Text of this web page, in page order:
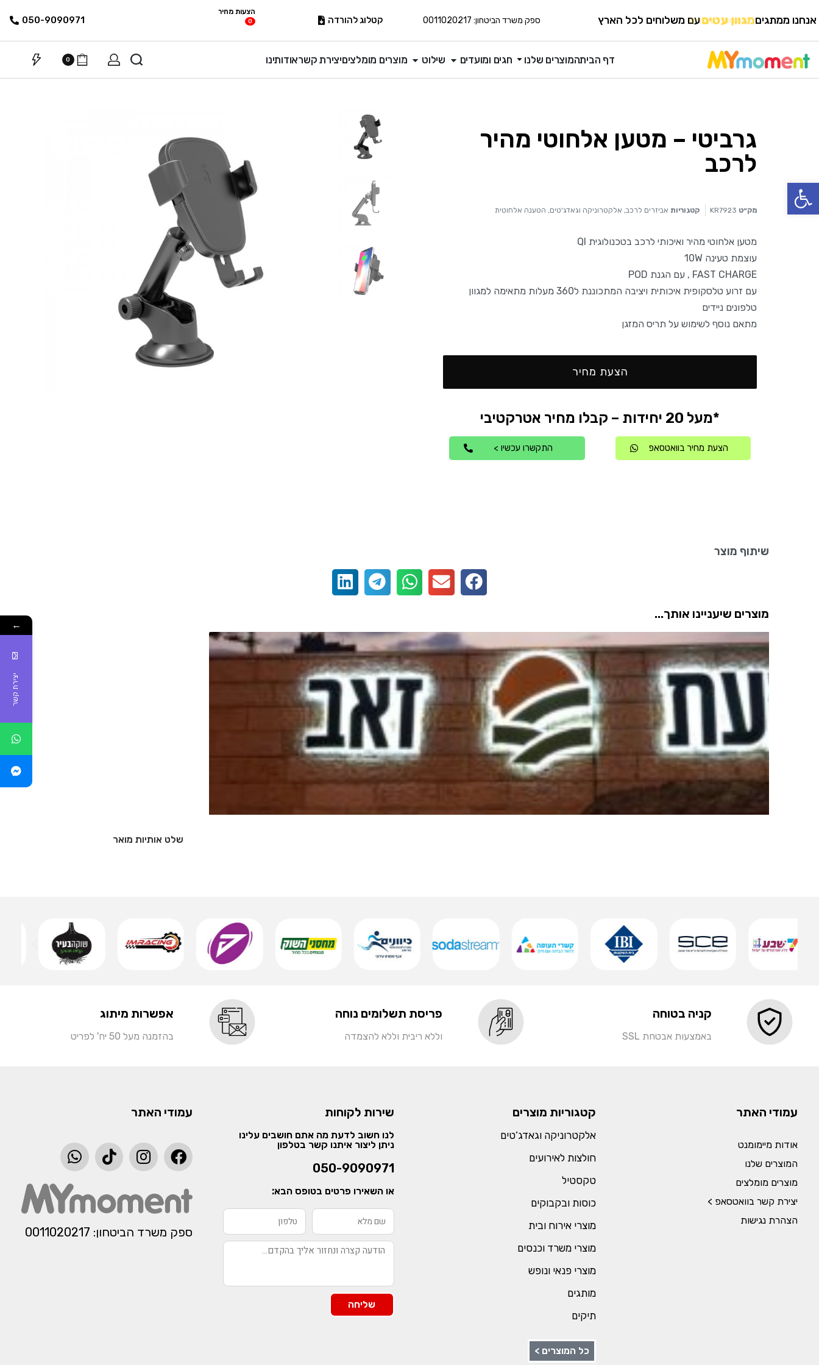
פתח סרגל נגישות
אנחנו ממתגים מגוון עטיםעם משלוחים לכל הארץ ספק משרד הביטחון: 0011020217 קטלוג להורדה
הצעות מחיר
0 פריטים 050-9090971
דף הביתהמוצרים שלנו חגים ומועדים שילוט מוצרים מומלציםיצירת קשראודותינו 0
גרביטי – מטען אלחוטי מהיר
לרכב
מק״ט KR7923 קטגוריות אביזרים לרכב, אלקטרוניקה וגאדג'טים, הטענה אלחוטית
מטען אלחוטי מהיר ואיכותי לרכב בטכנולוגית QI
עוצמת טעינה 10W
FAST CHARGE , עם הגנת POD
עם זרוע טלסקופית איכותית ויציבה המתכוננת ל360 מעלות מתאימה למגוון
טלפונים ניידים
מתאם נוסף לשימוש על תריס המזגן
הצעת מחיר
*מעל 20 יחידות – קבלו מחיר אטרקטיבי
הצעת מחיר בוואטסאפ התקשרו עכשיו >
שיתוף מוצר
מוצרים שיעניינו אותך...
קניה בטוחה
באמצעות אבטחת SSL
פריסת תשלומים נוחה
וללא ריבית וללא להצמדה
אפשרות מיתוג
בהזמנה מעל 50 יח' לפריט
עמודי האתר
אודות מיימומנט
המוצרים שלנו
מוצרים מומלצים
יצירת קשר בוואטסאפ >
הצהרת נגישות
קטגוריות מוצרים
אלקטרוניקה וגאדג’טים
חולצות לאירועים
טקסטיל
כוסות ובקבוקים
מוצרי אירוח ובית
מוצרי משרד וכנסים
מוצרי פנאי ונופש
מותגים
תיקים
כל המוצרים >
שירות לקוחות
לנו חשוב לדעת מה אתם חושבים עלינו
ניתן ליצור איתנו קשר בטלפון
050-9090971
או השאירו פרטים בטופס הבא:
שליחה
עמודי האתר
ספק משרד הביטחון: 0011020217​​
←
יצירת קשר